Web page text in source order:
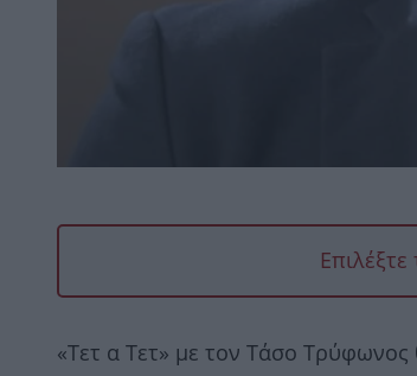
«Τετ α Τετ» με τον Τάσο Τρύφωνος